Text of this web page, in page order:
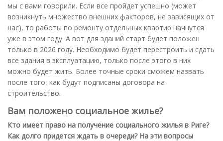
мы с вами говорили. Если все пройдет успешно (может
возникнуть множество внешних факторов, не зависящих от
нас), то работы по ремонту отдельных квартир начнутся
уже в этом году. А вот для зданий старт будет положен
только в 2026 году. Необходимо будет перестроить и сдать
все здания в эксплуатацию, только после этого в них
можно будет жить. Более точные сроки сможем назвать
после того, как будут подписаны договора на
строительство.
Вам положено социальное жилье?
Кто имеет право на получение социального жилья в Риге?
Как долго придется ждать в очереди? На эти вопросы